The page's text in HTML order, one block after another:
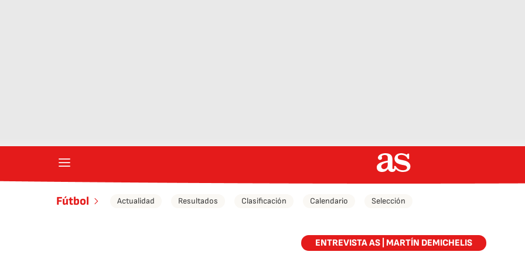
Fútbol Actualidad Resultados Clasificación Calendario Selección
ENTREVISTA AS | MARTÍN DEMICHELIS